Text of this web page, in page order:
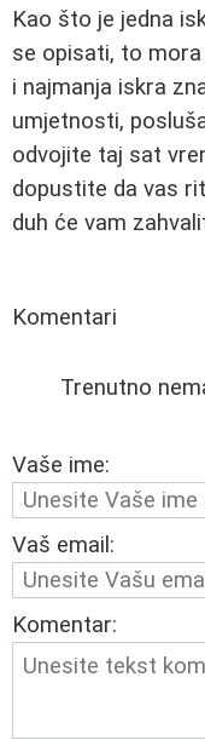
Kao što je jedna
se opisati, to
i najmanja iskra
umjetnosti,
odvojite taj sat
dopustite da vas
duh će vam
Komentari
Trenutno
Vaše ime:
Vaš email:
Komentar: